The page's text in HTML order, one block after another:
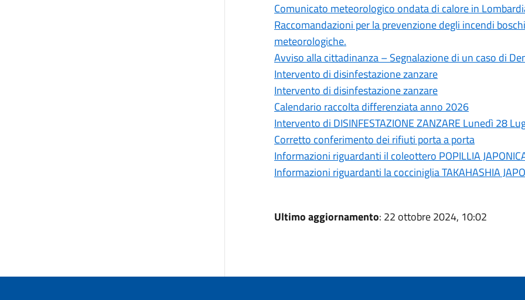
Comunicato meteorologico ondata di calore in
Raccomandazioni per la prevenzione degli incendi
meteorologiche.
Avviso alla cittadinanza – Segnalazione di un caso di
Intervento di disinfestazione zanzare
Intervento di disinfestazione zanzare
Calendario raccolta differenziata anno 2026
Intervento di DISINFESTAZIONE ZANZARE Lunedì 28
Corretto conferimento dei rifiuti porta a porta
Informazioni riguardanti il coleottero POPILLIA
Informazioni riguardanti la cocciniglia TAKAHASHIA
Ultimo aggiornamento: 22 ottobre 2024, 10:02